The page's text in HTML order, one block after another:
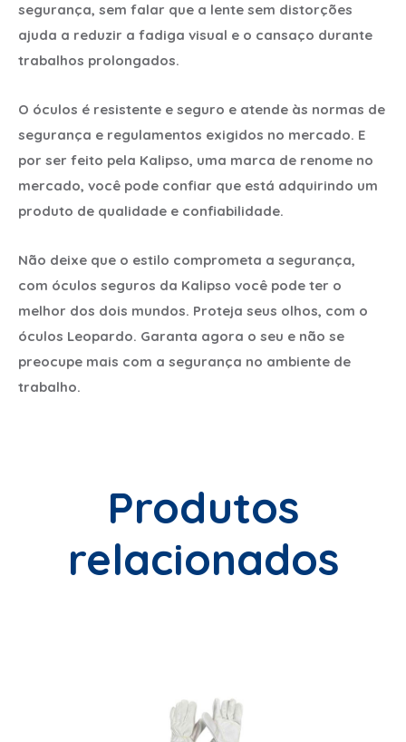
segurança, sem falar que a lente sem distorções
ajuda a reduzir a fadiga visual e o cansaço durante
trabalhos prolongados.
O óculos é resistente e seguro e atende às normas de
segurança e regulamentos exigidos no mercado. E
por ser feito pela Kalipso, uma marca de renome no
mercado, você pode confiar que está adquirindo um
produto de qualidade e confiabilidade.
Não deixe que o estilo comprometa a segurança,
com óculos seguros da Kalipso você pode ter o
melhor dos dois mundos. Proteja seus olhos, com o
óculos Leopardo. Garanta agora o seu e não se
preocupe mais com a segurança no ambiente de
trabalho.
Produtos
relacionados